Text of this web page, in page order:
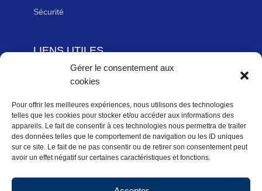
Gérer le consentement aux
cookies
Pour offrir les meilleures expériences, nous utilisons des technologies
telles que les cookies pour stocker et/ou accéder aux informations des
appareils. Le fait de consentir à ces technologies nous permettra de traiter
des données telles que le comportement de navigation ou les ID uniques
sur ce site. Le fait de ne pas consentir ou de retirer son consentement peut
avoir un effet négatif sur certaines caractéristiques et fonctions.
Sécurité
LIENS UTILES
Adhérer à la Fédération Française de cyclotourisme
Newsletter
Mentions légales
Politique des données personnelles
Politique de cookies (UE)